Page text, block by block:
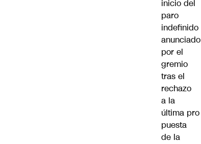
inicio del
paro
indefinido
anunciado
por el
gremio
tras el
rechazo
a la
última pro
puesta
de la